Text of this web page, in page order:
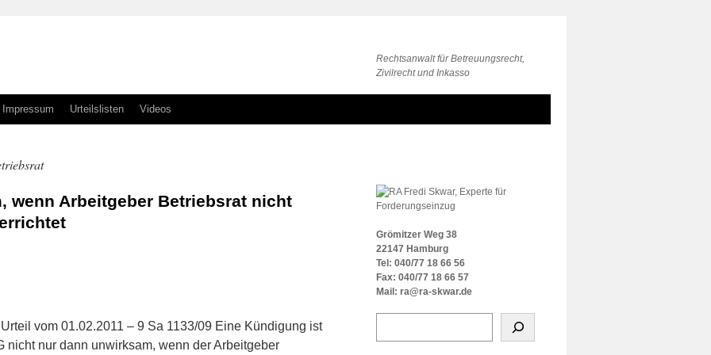
Rechtsanwalt für Betreuungsrecht,
Zivilrecht und Inkasso
Impressum Urteilslisten Videos
wenn Arbeitgeber Betriebsrat nicht
vom 01.02.2011 – 9 Sa 1133/09 Eine Kündigung ist
nicht nur dann unwirksam, wenn der Arbeitgeber
Grömitzer Weg 38
22147 Hamburg
Tel: 040/77 18 66 56
Fax: 040/77 18 66 57
Mail: ra@ra-skwar.de